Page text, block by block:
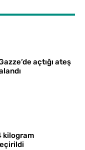
açtığı ateş
kilogram